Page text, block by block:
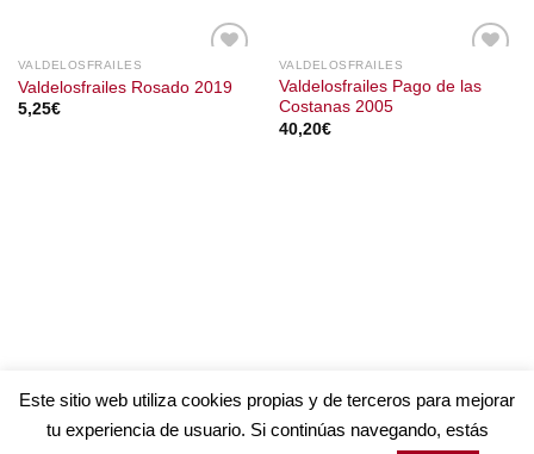
VALDELOSFRAILES
Valdelosfrailes Rosado 2019
5,25€
VALDELOSFRAILES
Valdelosfrailes Pago de las
Costanas 2005
40,20€
POLÍTICA DE COOKIES
Este sitio web utiliza cookies propias y de terceros para mejorar
tu experiencia de usuario. Si continúas navegando, estás